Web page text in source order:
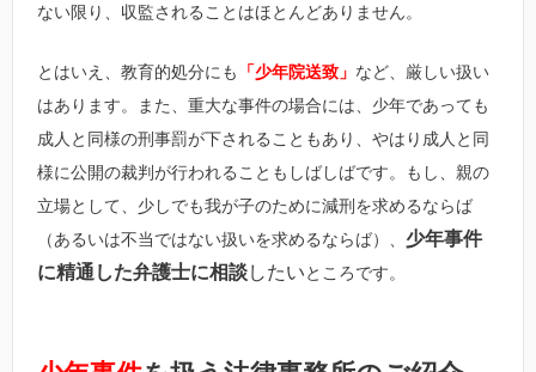
ない限り、収監されることはほとんどありません。
とはいえ、教育的処分にも 「少年院送致」 など、厳しい扱い
はあります。また、重大な事件の場合には、少年であっても
成人と同様の刑事罰が下されることもあり、やはり成人と同
様に公開の裁判が行われることもしばしばです。もし、親の
立場として、少しでも我が子のために減刑を求めるならば
（あるいは不当ではない扱いを求めるならば）、 少年事件
に精通した弁護士に相談したいところです。